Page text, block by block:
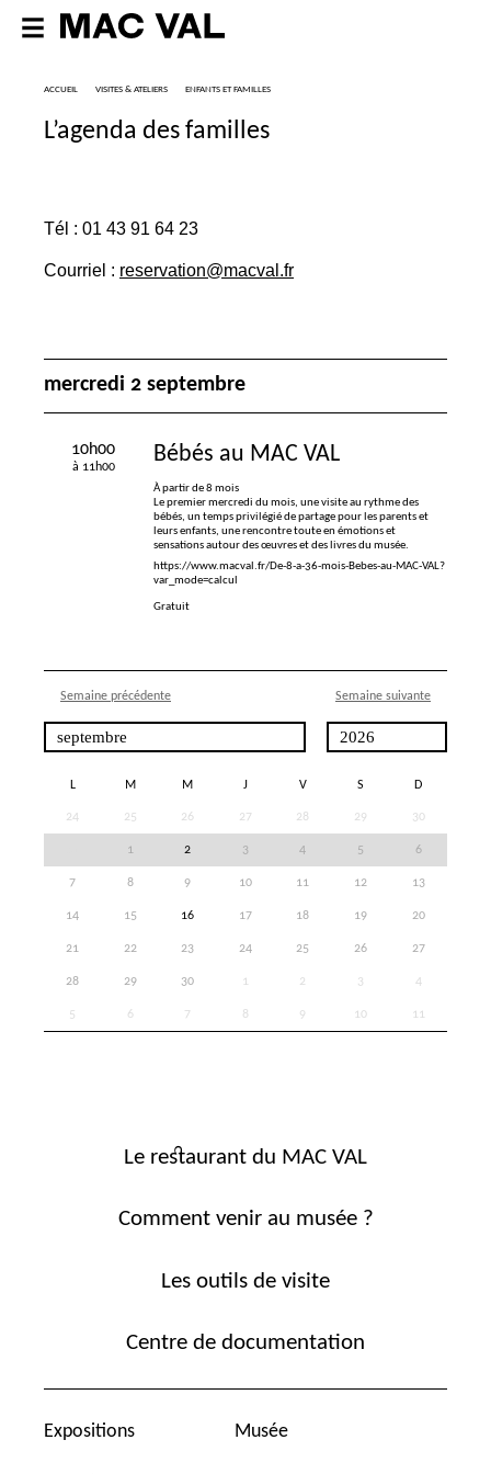
ACCUEIL VISITES & ATELIERS ENFANTS ET FAMILLES
L’agenda des familles
Tél : 01 43 91 64 23
Courriel : reservation@macval.fr
mercredi 2 septembre
10h00
à 11h00
Bébés au MAC VAL
À partir de 8 mois
Le premier mercredi du mois, une visite au rythme des
bébés, un temps privilégié de partage pour les parents et
leurs enfants, une rencontre toute en émotions et
sensations autour des œuvres et des livres du musée.
https://www.macval.fr/De-8-a-36-mois-Bebes-au-MAC-VAL?
var_mode=calcul
Gratuit
Semaine précédente Semaine suivante
L M M J V S D
24 25 26 27 28 29 30
1 2 3 4 5 6
7 8 9 10 11 12 13
14 15 16 17 18 19 20
21 22 23 24 25 26 27
28 29 30 1 2 3 4
5 6 7 8 9 10 11
Le restaurant du MAC VAL
Comment venir au musée ?
Les outils de visite
Centre de documentation
Expositions Musée